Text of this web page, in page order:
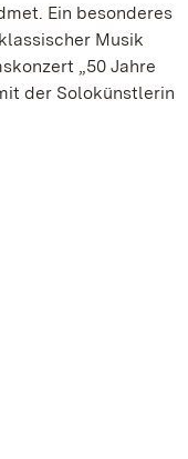
Ein besonderes
Musik
„50 Jahre
der Solokünstlerin